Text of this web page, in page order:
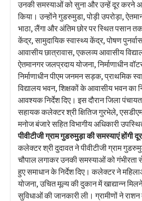
उनकी समस्याओं को सुना और उन्हें दूर करने
किया। उन्होंने गुडरुमुडा, पोड़ी उपरोड़ा,
भाठा, लैंगा और अंतिम छोर पर स्थित पसान
केंद्र, सामुदायिक स्वास्थ्य केंद्र, पोषण
आवासीय छात्रावास, एकलव्य आवासीय
ऐतमानगर जलप्रदाय योजना, निर्माणाधीन
निर्माणाधीन पीएम जनमन सड़क, प्राथमिक
विद्यालय भवन, शिक्षकों के आवासीय भवन का
आवश्यक निर्देश दिए। इस दौरान जिला
सहायक कलेक्टर श्री क्षितिज गुरभेले, एसडीएम
मनोज बंजारे सहित विभागीय अधिकारी
पीवीटीजी ग्राम गुडरुमुड़ा की समस्याएं होंगी दूर
कलेक्टर श्री दुदावत ने पीवीटीजी ग्राम
चौपाल लगाकर उनकी समस्याओं को गंभीरता
हुए समाधान के निर्देश दिए। कलेक्टर ने
योजना, उचित मूल्य की दुकान में खाद्यान्न
सुविधाओं की जानकारी ली। ग्रामीणों ने